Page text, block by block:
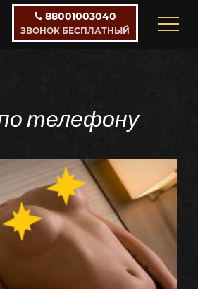
88001003040
ЗВОНОК БЕСПЛАТНЫЙ
телефону